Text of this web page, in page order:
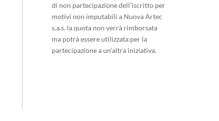
di non partecipazione dell’iscritto per
motivi non imputabili a Nuova Artec
s.a.s. la quota non verrà rimborsata
ma potrà essere utilizzata per la
partecipazione a un’altra iniziativa.